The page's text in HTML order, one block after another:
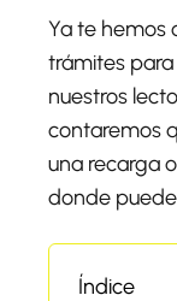
Ya te hemos
trámites
nuestros
contaremos
una recarga
donde
Índice